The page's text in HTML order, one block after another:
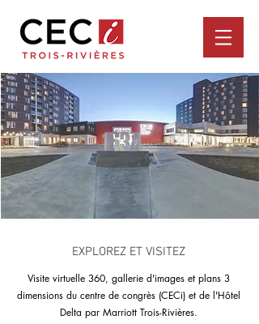
EXPLOREZ ET VISITEZ
Visite virtuelle 360, gallerie d'images et plans 3
dimensions du centre de congrès (CECi) et de l'Hôtel
Delta par Marriott Trois-Rivières.